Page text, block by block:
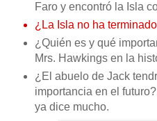
Faro y encontró la Isla
¿La Isla no ha
¿Quién es y qué
Mrs. Hawkings en la
¿El abuelo de Jack
importancia en el
ya dice mucho.